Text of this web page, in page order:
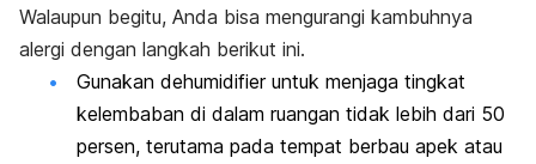
Walaupun begitu, Anda bisa mengurangi kambuhnya
alergi dengan langkah berikut ini.
Gunakan dehumidifier untuk menjaga tingkat
kelembaban di dalam ruangan tidak lebih dari 50
persen, terutama pada tempat berbau apek atau